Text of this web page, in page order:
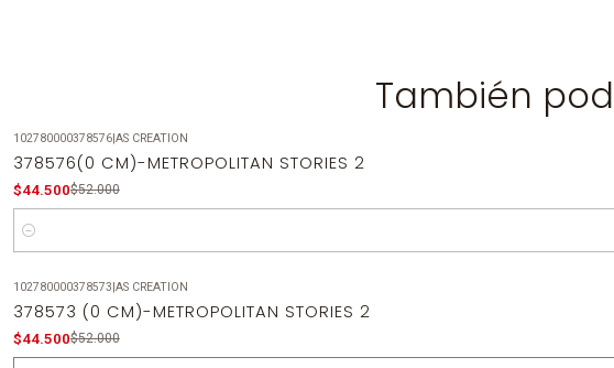
También
-14% OFF
102780000378576|AS CREATION
378576(0 CM)-METROPOLITAN STORIES 2
$44.500$52.000
Cantidad
-14%
OFF
Agotado
102780000378573|AS CREATION
378573 (0 CM)-METROPOLITAN STORIES 2
$44.500$52.000